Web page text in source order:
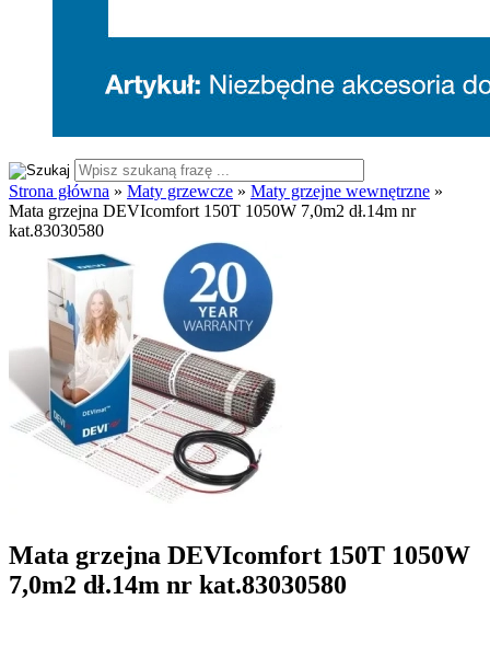
Strona główna » Maty grzewcze » Maty grzejne wewnętrzne »
Mata grzejna DEVIcomfort 150T 1050W 7,0m2 dł.14m nr
kat.83030580
Mata grzejna DEVIcomfort 150T 1050W
7,0m2 dł.14m nr kat.83030580